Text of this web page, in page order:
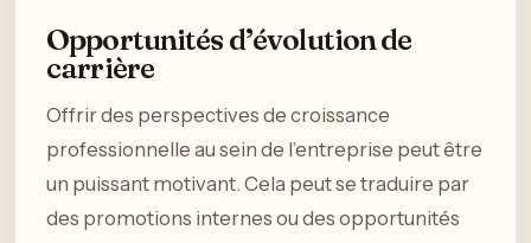
Opportunités d’évolution de
carrière
Offrir des perspectives de croissance
professionnelle au sein de l’entreprise peut être
un puissant motivant. Cela peut se traduire par
des promotions internes ou des opportunités